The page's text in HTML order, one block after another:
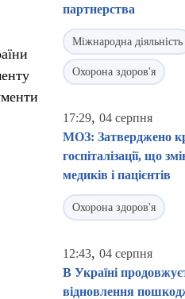
партнерства
Міжнародна діяльність
Охорона здоров'я
17:29, 04 серпня
МОЗ: Затверджено
госпіталізації, що
медиків і пацієнтів
Охорона здоров'я
12:43, 04 серпня
В Україні
відновлення